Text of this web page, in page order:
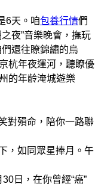
6天。咱包養行情們
夜”音樂晚會，撫玩
還往瞭錦繡的烏
杭年夜運河，聽瞭優
的年齡淹城遊樂
對殞命，陪你一路聯
，如同眾星捧月。午
日，在你曾經“癌”